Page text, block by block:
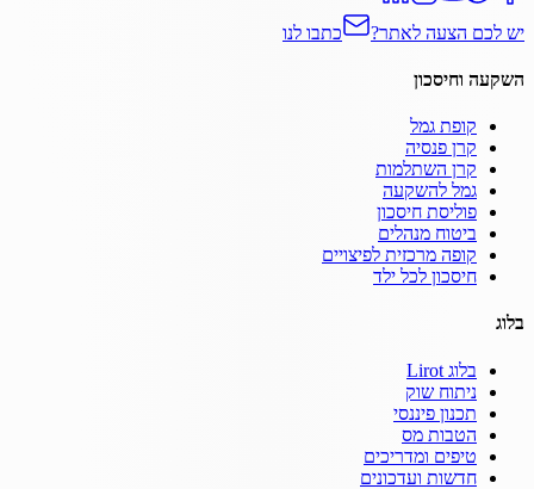
יש לכם הצעה לאתר? כתבו לנו
השקעה וחיסכון
קופת גמל
קרן פנסיה
קרן השתלמות
גמל להשקעה
פוליסת חיסכון
ביטוח מנהלים
קופה מרכזית לפיצויים
חיסכון לכל ילד
בלוג
בלוג Lirot
ניתוח שוק
תכנון פיננסי
הטבות מס
טיפים ומדריכים
חדשות ועדכונים